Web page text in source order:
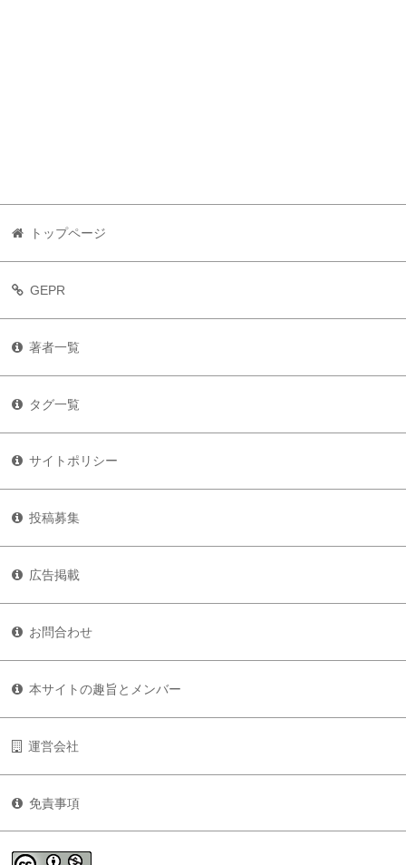
トップページ
GEPR
著者一覧
タグ一覧
サイトポリシー
投稿募集
広告掲載
お問合わせ
本サイトの趣旨とメンバー
運営会社
免責事項